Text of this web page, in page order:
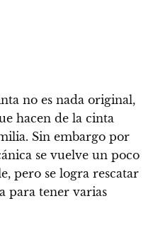
no es nada original,
hacen de la cinta
Sin embargo por
se vuelve un poco
pero se logra rescatar
para tener varias